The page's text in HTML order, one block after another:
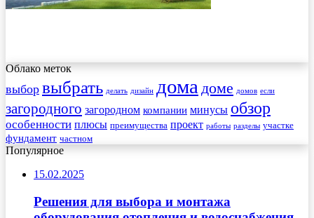
Облако меток
выбор выбрать делать дизайн дома доме домов если
загородного загородном компании минусы обзор
особенности плюсы преимущества проект работы разделы участке
фундамент частном
Популярное
15.02.2025
Решения для выбора и монтажа